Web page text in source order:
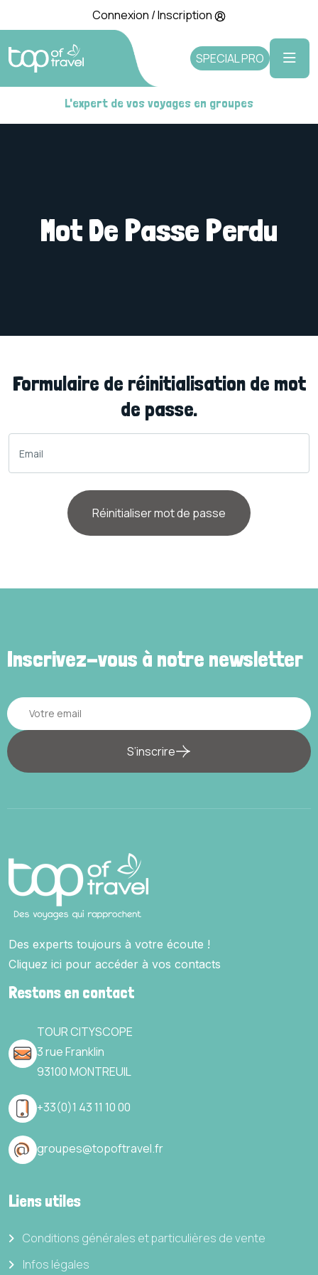
Connexion / Inscription
SPECIAL PRO
L'expert de vos voyages en groupes
Mot De Passe Perdu
Formulaire de réinitialisation de mot
de passe.
Réinitialiser mot de passe
Inscrivez-vous à notre newsletter
S’inscrire
Des experts toujours à votre écoute !
Cliquez ici pour accéder à vos contacts
Restons en contact
TOUR CITYSCOPE
3 rue Franklin
93100 MONTREUIL
+33(0)1 43 11 10 00
groupes@topoftravel.fr
Liens utiles
Conditions générales et particulières de vente
Infos légales